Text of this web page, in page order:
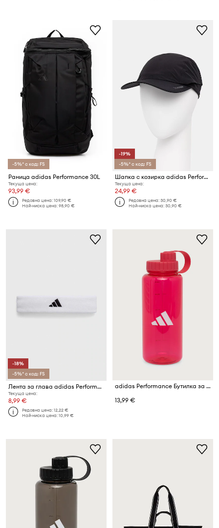
-5%* с код: FS
Раница adidas Performance 30L
Текуща цена:
93,99 €
Редовна цена:109,90 €
Най-ниска цена:98,90 €
-19%
-5%* с код: FS
Шапка с козирка adidas Performance
Текуща цена:
24,99 €
Редовна цена:30,90 €
Най-ниска цена:30,90 €
-18%
-5%* с код: FS
Лента за глава adidas Performance
Текуща цена:
8,99 €
Редовна цена:12,22 €
Най-ниска цена:10,99 €
adidas Performance Бутилка за вода 1L
13,99 €